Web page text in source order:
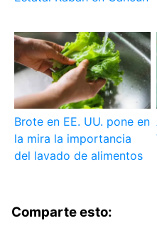
Brote en EE. UU. pone en
la mira la importancia
del lavado de alimentos
Comparte esto: